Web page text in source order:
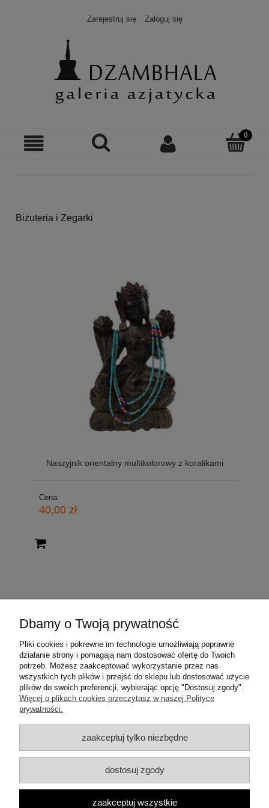
Zarejestruj się Zaloguj się
Biżuteria i Zegarki
Naszyjnik orientalny multikolorowy z koralikami
Cena:
40,00 zł
Warunki zakupów
Moje konto
Informacje o sklepie
Dane teleadresowe:
04-857 Warszawa
E-mail: dzambhala@dzambhala.pl
pokaż pełną wersję strony
Dbamy o Twoją prywatność
Pliki cookies i pokrewne im technologie umożliwiają poprawne
działanie strony i pomagają nam dostosować ofertę do Twoich
potrzeb. Możesz zaakceptować wykorzystanie przez nas
wszystkich tych plików i przejść do sklepu lub dostosować użycie
plików do swoich preferencji, wybierając opcję "Dostosuj zgody".
Więcej o plikach cookies przeczytasz w naszej Polityce
prywatności.
zaakceptuj tylko niezbędne
dostosuj zgody
zaakceptuj wszystkie